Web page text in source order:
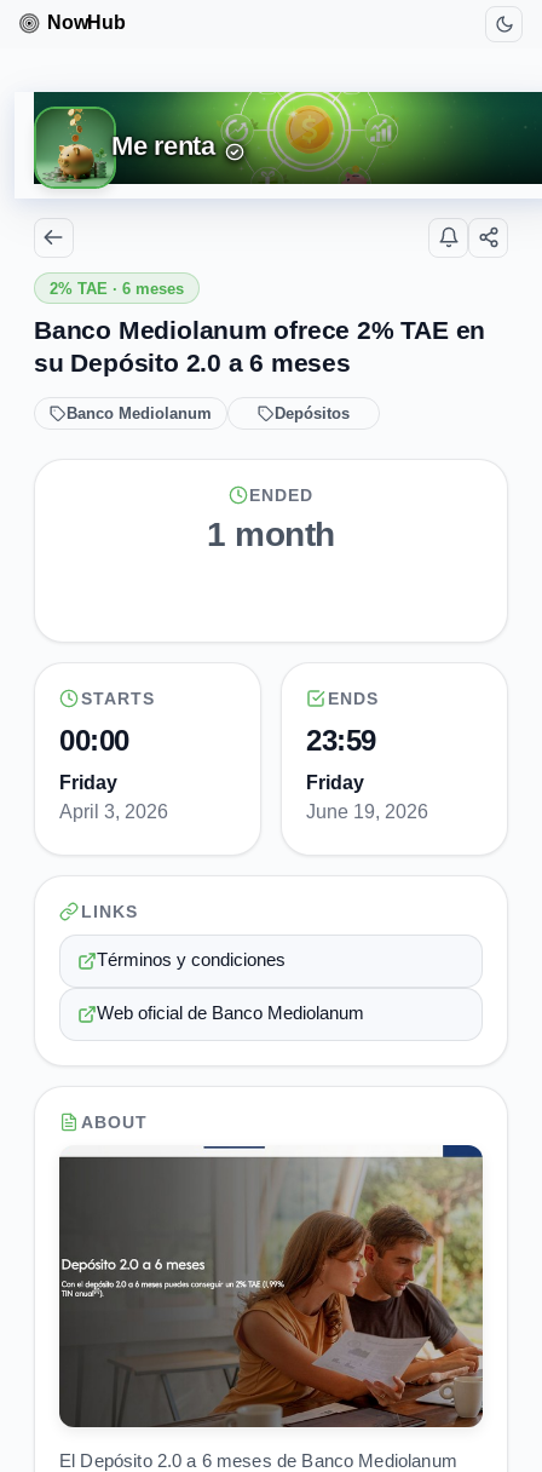
Me renta
2% TAE · 6 meses
Banco Mediolanum ofrece 2% TAE en
su Depósito 2.0 a 6 meses
Banco Mediolanum Depósitos
ENDED
1 month
STARTS
00:00
Friday
April 3, 2026
ENDS
23:59
Friday
June 19, 2026
LINKS
Términos y condiciones
Web oficial de Banco Mediolanum
ABOUT
El Depósito 2.0 a 6 meses de Banco Mediolanum